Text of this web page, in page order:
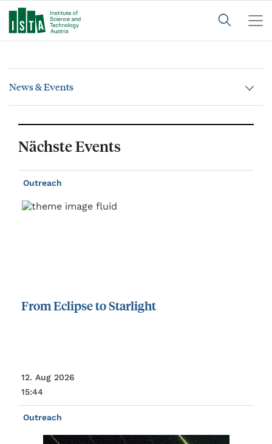
News & Events
Nächste Events
Outreach
FromEclipsetoStarlight
12. Aug 2026
15:44
Outreach